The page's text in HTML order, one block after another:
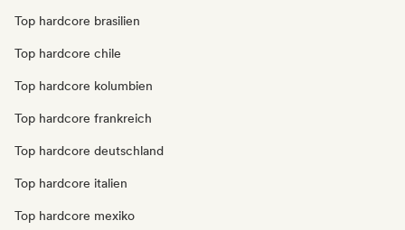
Top hardcore brasilien
Top hardcore chile
Top hardcore kolumbien
Top hardcore frankreich
Top hardcore deutschland
Top hardcore italien
Top hardcore mexiko